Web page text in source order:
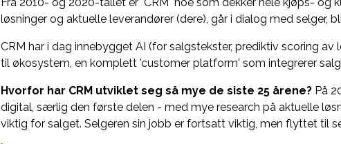
løsninger og aktuelle leverandører (dere), går i dialog med selger,
CRM har i dag innebygget AI (for salgstekster, prediktiv scoring
til økosystem, en komplett 'customer platform' som integrerer
Hvorfor har CRM utviklet seg så mye de siste 25 årene? På
digital, særlig den første delen - med mye research på aktuelle
viktig for salget. Selgeren sin jobb er fortsatt viktig, men flyttet til